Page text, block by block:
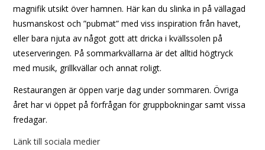
magnifik utsikt över hamnen. Här kan du slinka in på vällagad
husmanskost och ”pubmat” med viss inspiration från havet,
eller bara njuta av något gott att dricka i kvällssolen på
uteserveringen. På sommarkvällarna är det alltid högtryck
med musik, grillkvällar och annat roligt.
Restaurangen är öppen varje dag under sommaren. Övriga
året har vi öppet på förfrågan för gruppbokningar samt vissa
fredagar.
Länk till sociala medier